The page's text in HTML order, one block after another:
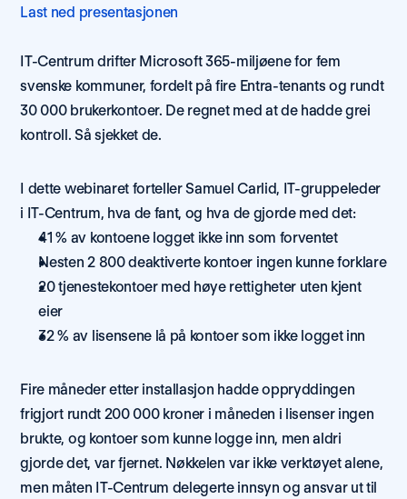
Last ned presentasjonen
IT-Centrum drifter Microsoft 365-miljøene for fem
svenske kommuner, fordelt på fire Entra-tenants og rundt
30 000 brukerkontoer. De regnet med at de hadde grei
kontroll. Så sjekket de.
I dette webinaret forteller Samuel Carlid, IT-gruppeleder
i IT-Centrum, hva de fant, og hva de gjorde med det:
41 % av kontoene logget ikke inn som forventet
Nesten 2 800 deaktiverte kontoer ingen kunne forklare
20 tjenestekontoer med høye rettigheter uten kjent
eier
32 % av lisensene lå på kontoer som ikke logget inn
Fire måneder etter installasjon hadde oppryddingen
frigjort rundt 200 000 kroner i måneden i lisenser ingen
brukte, og kontoer som kunne logge inn, men aldri
gjorde det, var fjernet. Nøkkelen var ikke verktøyet alene,
men måten IT-Centrum delegerte innsyn og ansvar ut til